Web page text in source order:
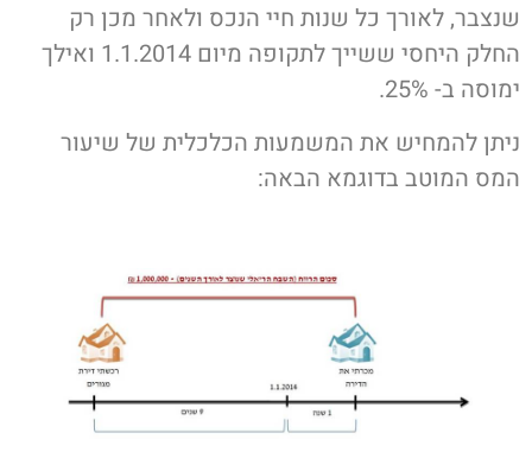
שנצבר, לאורך כל שנות חיי הנכס ולאחר מכן רק
החלק היחסי ששייך לתקופה מיום 1.1.2014 ואילך
ימוסה ב- 25%.
ניתן להמחיש את המשמעות הכלכלית של שיעור
המס המוטב בדוגמא הבאה: